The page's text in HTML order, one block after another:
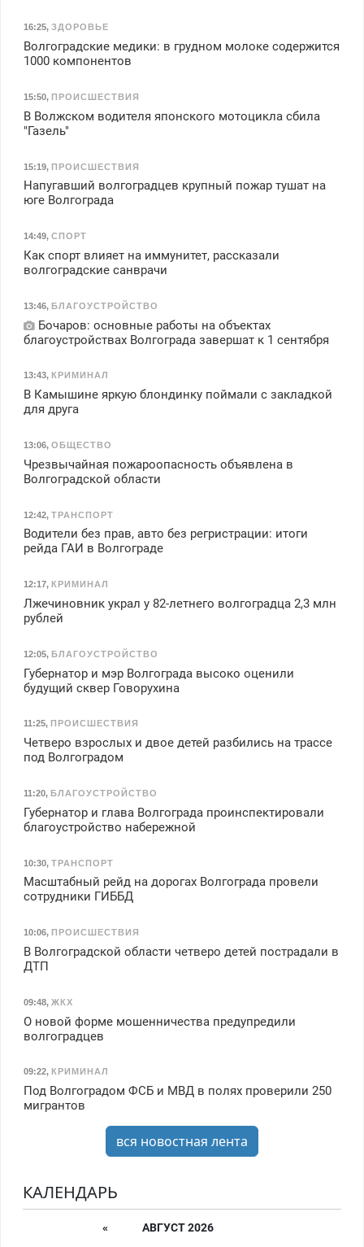
16:25, ЗДОРОВЬЕ
Волгоградские медики: в грудном молоке содержится
1000 компонентов
15:50, ПРОИСШЕСТВИЯ
В Волжском водителя японского мотоцикла сбила
"Газель"
15:19, ПРОИСШЕСТВИЯ
Напугавший волгоградцев крупный пожар тушат на
юге Волгограда
14:49, СПОРТ
Как спорт влияет на иммунитет, рассказали
волгоградские санврачи
13:46, БЛАГОУСТРОЙСТВО
Бочаров: основные работы на объектах
благоустройствах Волгограда завершат к 1 сентября
13:43, КРИМИНАЛ
В Камышине яркую блондинку поймали с закладкой
для друга
13:06, ОБЩЕСТВО
Чрезвычайная пожароопасность объявлена в
Волгоградской области
12:42, ТРАНСПОРТ
Водители без прав, авто без регристрации: итоги
рейда ГАИ в Волгограде
12:17, КРИМИНАЛ
Лжечиновник украл у 82-летнего волгоградца 2,3 млн
рублей
12:05, БЛАГОУСТРОЙСТВО
Губернатор и мэр Волгограда высоко оценили
будущий сквер Говорухина
11:25, ПРОИСШЕСТВИЯ
Четверо взрослых и двое детей разбились на трассе
под Волгоградом
11:20, БЛАГОУСТРОЙСТВО
Губернатор и глава Волгограда проинспектировали
благоустройство набережной
10:30, ТРАНСПОРТ
Масштабный рейд на дорогах Волгограда провели
сотрудники ГИББД
10:06, ПРОИСШЕСТВИЯ
В Волгоградской области четверо детей пострадали в
ДТП
09:48, ЖКХ
О новой форме мошенничества предупредили
волгоградцев
09:22, КРИМИНАЛ
Под Волгоградом ФСБ и МВД в полях проверили 250
мигрантов
вся новостная лента
КАЛЕНДАРЬ
«
АВГУСТ 2026